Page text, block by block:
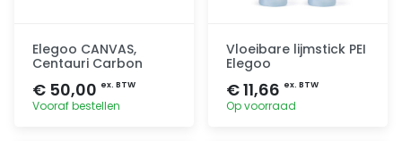
Elegoo CANVAS,
Centauri Carbon
€ 50,00 ex. BTW
Vooraf bestellen
Vloeibare lijmstick PEI
Elegoo
€ 11,66 ex. BTW
Op voorraad